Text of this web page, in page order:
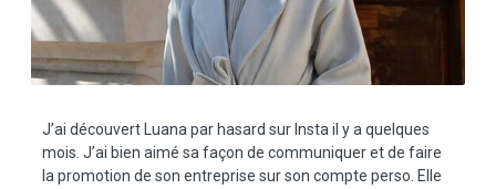
J’ai découvert Luana par hasard sur Insta il y a quelques
mois. J’ai bien aimé sa façon de communiquer et de faire
la promotion de son entreprise sur son compte perso. Elle